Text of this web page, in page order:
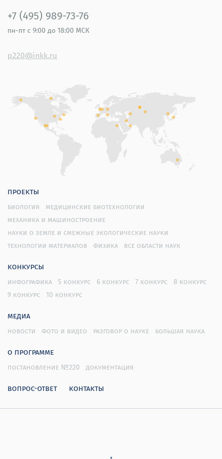
+7 (495) 989-73-76
пн-пт с 9:00 до 18:00 МСК
p220@inkk.ru
проекты
биология
медицинские биотехнологии
механика и машиностроение
науки о земле и смежные экологические науки
технологии материалов
физика все области наук
конкурсы
инфографика 5 конкурс 6 конкурс 7 конкурс
8 конкурс
9 конкурс
10 конкурс
медиа
новости фото и видео разговор о науке большая наука
о программе
постановление №220 документация
вопрос-ответ контакты